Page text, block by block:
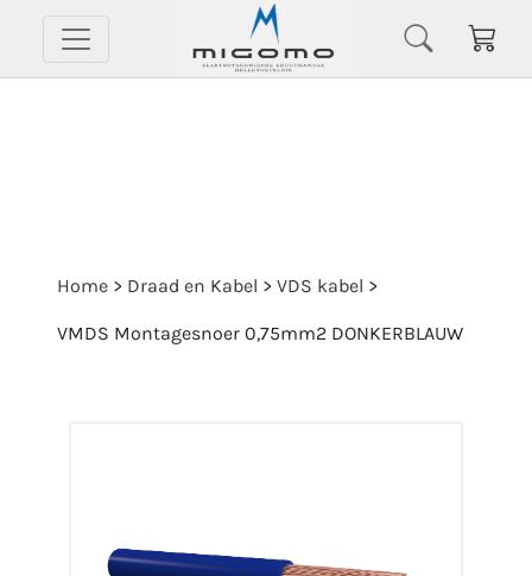
Home > Draad en Kabel > VDS kabel >
VMDS Montagesnoer 0,75mm2 DONKERBLAUW